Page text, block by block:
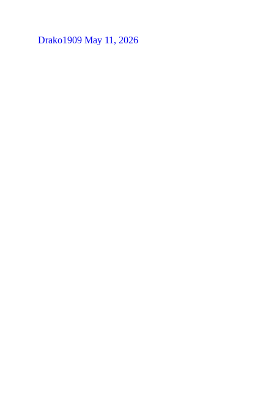
Drako1909 May 11, 2026